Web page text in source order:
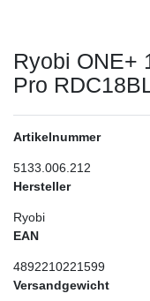
Ryobi ONE+
Pro
Artikelnummer
5133.006.212
Hersteller
Ryobi
EAN
4892210221599
Versandgewicht